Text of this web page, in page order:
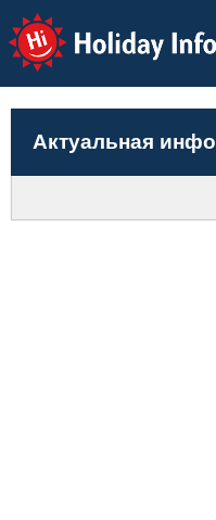
Holiday Info
Актуальная инфо